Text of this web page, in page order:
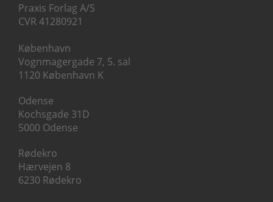
Praxis Forlag A/S
CVR 41280921
København
Vognmagergade 7, 5. sal
1120 København K
Odense
Kochsgade 31D
5000 Odense
Rødekro
Hærvejen 8
6230 Rødekro